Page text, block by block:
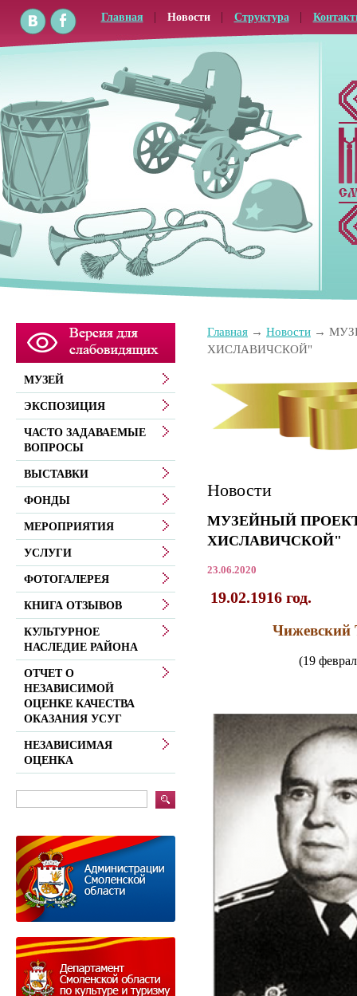
Главная Новости Структура
Главная Новости
ХИСЛАВИЧСКОЙ"
Новости
МУЗЕЙНЫЙ
ХИСЛАВИЧСКОЙ"
23.06.2020
19.02.1916 год.
Чижевский
(19
МУЗЕЙ
ЭКСПОЗИЦИЯ
ЧАСТО ЗАДАВАЕМЫЕ
ВОПРОСЫ
ВЫСТАВКИ
ФОНДЫ
МЕРОПРИЯТИЯ
УСЛУГИ
ФОТОГАЛЕРЕЯ
КНИГА ОТЗЫВОВ
КУЛЬТУРНОЕ
НАСЛЕДИЕ РАЙОНА
ОТЧЕТ О
НЕЗАВИСИМОЙ
ОЦЕНКЕ КАЧЕСТВА
ОКАЗАНИЯ УСУГ
НЕЗАВИСИМАЯ
ОЦЕНКА